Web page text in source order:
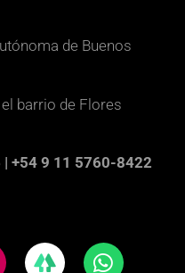
de Buenos
barrio de Flores
+54 9 11 5760-8422
W